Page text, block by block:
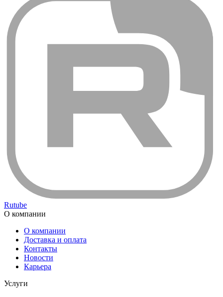
Rutube
О компании
О компании
Доставка и оплата
Контакты
Новости
Карьера
Услуги